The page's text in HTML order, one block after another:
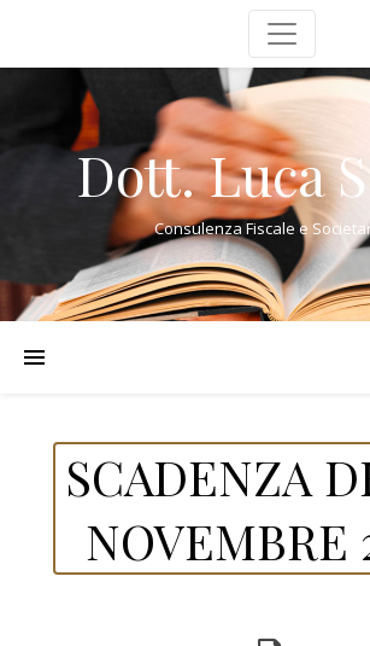
Dott. Luca
Consulenza Fiscale e
SCADENZA
NOVEMBRE